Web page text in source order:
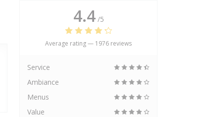
4.4 /5
Average rating — 1976 reviews
Service
Ambiance
Menus
Value